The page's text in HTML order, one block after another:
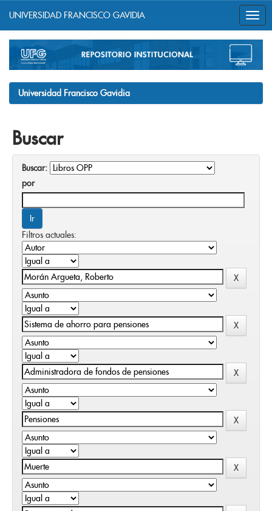
navigation
UNIVERSIDAD FRANCISCO GAVIDIA
Universidad Francisco Gavidia
Buscar
Buscar:
por
Filtros actuales: